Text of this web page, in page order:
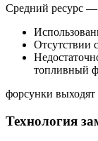
Средний ресурс —
Отсутствии
топливный
форсунки выходят
Технология